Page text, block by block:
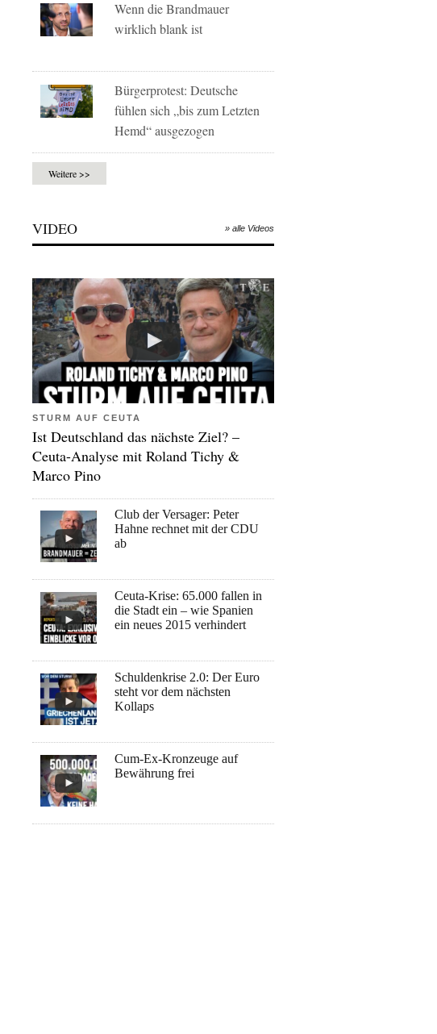
Wenn die Brandmauer
wirklich blank ist
Bürgerprotest: Deutsche
fühlen sich „bis zum Letzten
Hemd“ ausgezogen
Weitere >>
VIDEO » alle Videos
STURM AUF CEUTA
Ist Deutschland das nächste Ziel? –
Ceuta-Analyse mit Roland Tichy &
Marco Pino
Club der Versager: Peter
Hahne rechnet mit der CDU
ab
Ceuta-Krise: 65.000 fallen in
die Stadt ein – wie Spanien
ein neues 2015 verhindert
Schuldenkrise 2.0: Der Euro
steht vor dem nächsten
Kollaps
Cum-Ex-Kronzeuge auf
Bewährung frei